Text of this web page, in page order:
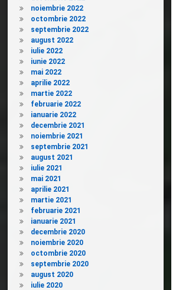
noiembrie 2022
octombrie 2022
septembrie 2022
august 2022
iulie 2022
iunie 2022
mai 2022
aprilie 2022
martie 2022
februarie 2022
ianuarie 2022
decembrie 2021
noiembrie 2021
septembrie 2021
august 2021
iulie 2021
mai 2021
aprilie 2021
martie 2021
februarie 2021
ianuarie 2021
decembrie 2020
noiembrie 2020
octombrie 2020
septembrie 2020
august 2020
iulie 2020